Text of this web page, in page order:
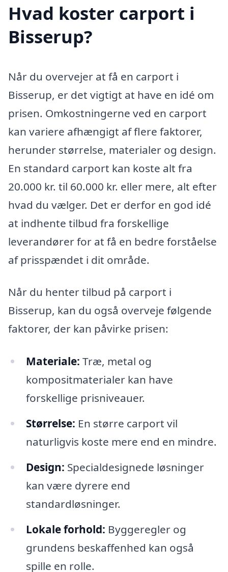
Hvad koster carport i
Bisserup?
Når du overvejer at få en carport i
Bisserup, er det vigtigt at have en idé om
prisen. Omkostningerne ved en carport
kan variere afhængigt af flere faktorer,
herunder størrelse, materialer og design.
En standard carport kan koste alt fra
20.000 kr. til 60.000 kr. eller mere, alt efter
hvad du vælger. Det er derfor en god idé
at indhente tilbud fra forskellige
leverandører for at få en bedre forståelse
af prisspændet i dit område.
Når du henter tilbud på carport i
Bisserup, kan du også overveje følgende
faktorer, der kan påvirke prisen:
Materiale: Træ, metal og
kompositmaterialer kan have
forskellige prisniveauer.
Størrelse: En større carport vil
naturligvis koste mere end en mindre.
Design: Specialdesignede løsninger
kan være dyrere end
standardløsninger.
Lokale forhold: Byggeregler og
grundens beskaffenhed kan også
spille en rolle.